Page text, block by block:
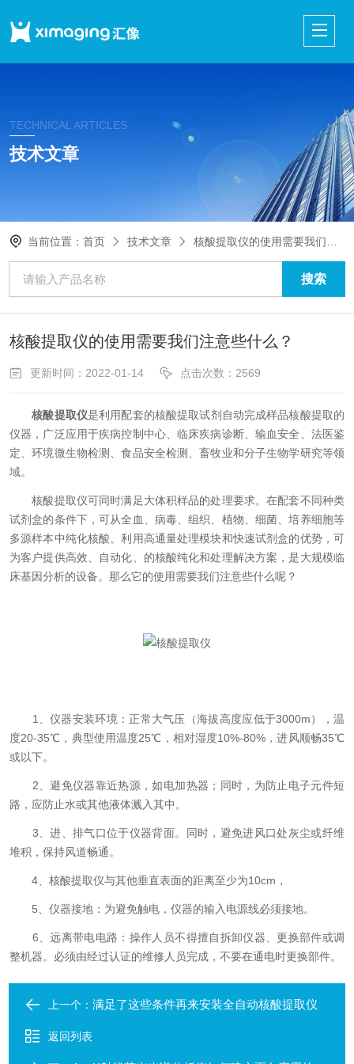
TECHNICAL ARTICLES
技术文章
当前位置：首页 技术文章 核酸提取仪的使用需要我们注意些什么？
核酸提取仪的使用需要我们注意些什么？
更新时间：2022-01-14 点击次数：2569
核酸提取仪是利用配套的核酸提取试剂自动完成样品核酸提取的
仪器，广泛应用于疾病控制中心、临床疾病诊断、输血安全、法医鉴
定、环境微生物检测、食品安全检测、畜牧业和分子生物学研究等领
域。
核酸提取仪可同时满足大体积样品的处理要求。在配套不同种类
试剂盒的条件下，可从全血、病毒、组织、植物、细菌、培养细胞等
多源样本中纯化核酸。利用高通量处理模块和快速试剂盒的优势，可
为客户提供高效、自动化、的核酸纯化和处理解决方案，是大规模临
床基因分析的设备。那么它的使用需要我们注意些什么呢？
1、仪器安装环境：正常大气压（海拔高度应低于3000m），温
度20-35℃，典型使用温度25℃，相对湿度10%-80%，进风顺畅35℃
或以下。
2、避免仪器靠近热源，如电加热器；同时，为防止电子元件短
路，应防止水或其他液体溅入其中。
3、进、排气口位于仪器背面。同时，避免进风口处灰尘或纤维
堆积，保持风道畅通。
4、核酸提取仪与其他垂直表面的距离至少为10cm，
5、仪器接地：为避免触电，仪器的输入电源线必须接地。
6、远离带电电路：操作人员不得擅自拆卸仪器、更换部件或调
整机器。必须由经过认证的维修人员完成，不要在通电时更换部件。
上一个：满足了这些条件再来安装全自动核酸提取仪
返回列表